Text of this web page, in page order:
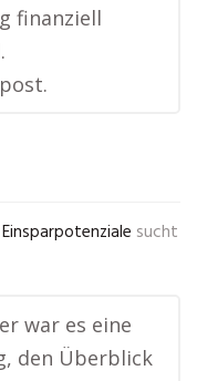
finanziell
sucht
war es eine
den Überblick